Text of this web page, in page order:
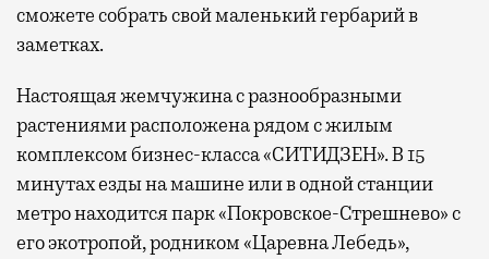
сможете собрать свой маленький гербарий в
заметках.
Настоящая жемчужина с разнообразными
растениями расположена рядом с жилым
комплексом бизнес-класса «СИТИДЗЕН». В 15
минутах езды на машине или в одной станции
метро находится парк «Покровское-Стрешнево» с
его экотропой, родником «Царевна Лебедь»,